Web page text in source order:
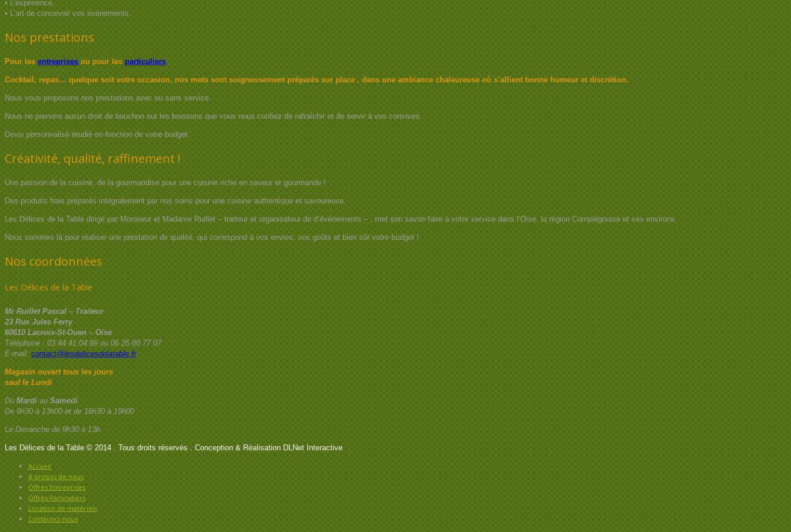
• L’expérience,
• L’art de concevoir vos événements.
Nos prestations
Pour lesentreprisesou pour lesparticuliers
Cocktail, repas… quelque soit votre occasion, nos mets sont soigneusement préparés sur place , dans une ambiance chaleureuse où s’allient bonne humeur et discrétion.
Nous vous proposons nos prestations avec ou sans service.
Nous ne prenons aucun droit de bouchon sur les boissons que vous nous confiez de rafraîchir et de servir à vos convives.
Devis personnalisé étudié en fonction de votre budget.
Créativité, qualité, raffinement !
Une passion de la cuisine, de la gourmandise pour une cuisine riche en saveur et gourmande !
Des produits frais préparés intégralement par nos soins pour une cuisine authentique et savoureuse.
Les Délices de la Table dirigé par Monsieur et Madame Ruillet – traiteur et organisateur de d’événements – , met son savoir-faire à votre service dans l’Oise, la région Compiègnoise et ses environs.
Nous sommes là pour réaliser une prestation de qualité, qui correspond à vos envies, vos goûts et bien sûr votre budget !
Nos coordonnées
Les Délices de la Table
Mr Ruillet Pascal – Traiteur
23 Rue Jules Ferry
60610 Lacroix-St-Ouen – Oise
Téléphone : 03 44 41 04 99 ou 06 25 80 77 07
E-mail:contact@lesdelicesdelatable.fr
Magasin ouvert tous les jours
sauf le Lundi
DuMardiauSamedi
De 9h30 à 13h00 et de 16h30 à 19h00
Le Dimanche de 9h30 à 13h
Les Délices de la Table © 2014 . Tous droits réservés .Conception & Réalisation DLNet Interactive
Accueil
A propos de nous
Offres Entreprises
Offres Particuliers
Location de matériels
Contactez-nous